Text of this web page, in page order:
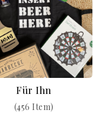
Für Ihn
(456 Item)